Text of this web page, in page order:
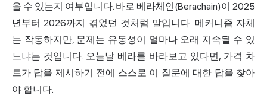
을 수 있는지 여부입니다. 바로 베라체인(Berachain)이 2025
년부터 2026까지 겪었던 것처럼 말입니다. 메커니즘 자체
는 작동하지만, 문제는 유동성이 얼마나 오래 지속될 수 있
느냐는 것입니다. 오늘날 베라를 바라보고 있다면, 가격 차
트가 답을 제시하기 전에 스스로 이 질문에 대한 답을 찾아
야 합니다.